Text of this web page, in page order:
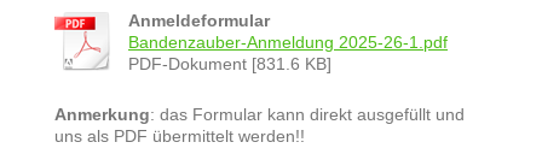
Anmeldeformular
Bandenzauber-Anmeldung 2025-26-1.pdf
PDF-Dokument [831.6 KB]
Anmerkung: das Formular kann direkt ausgefüllt und
uns als PDF übermittelt werden!!